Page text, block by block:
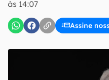
às 14:07
Assine
Uso e Política de